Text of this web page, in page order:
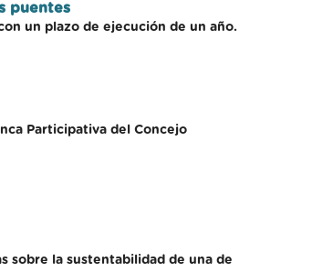
puentes
un plazo de ejecución de un año.
Participativa del Concejo
sobre la sustentabilidad de una de